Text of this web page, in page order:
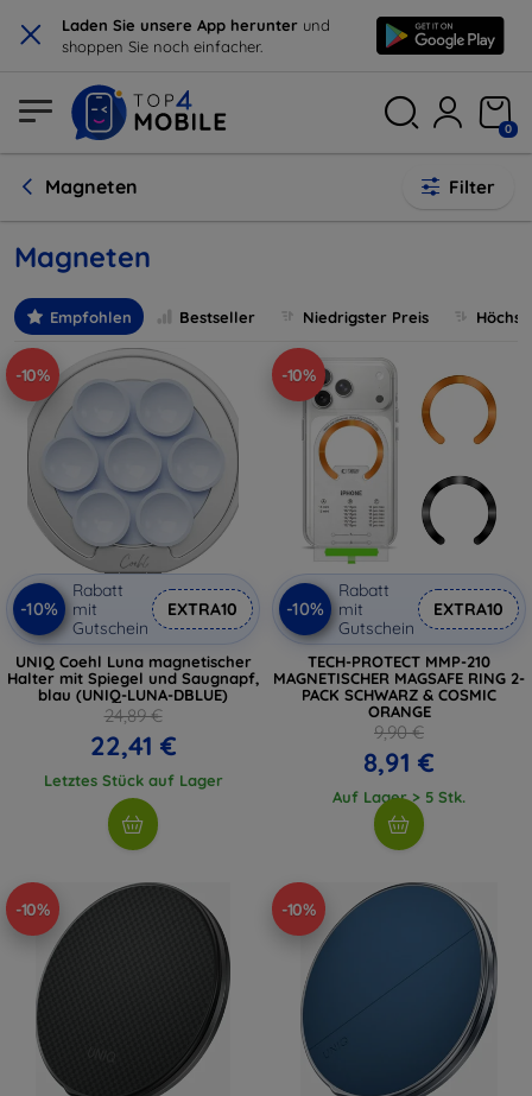
× Laden Sie unsere App herunter und
shoppen Sie noch einfacher.
0
Magneten Filter
Magneten
Empfohlen Bestseller Niedrigster Preis
-10%
-10%
Rabatt
mit
Gutschein
EXTRA10
UNIQ Coehl Luna magnetischer
Halter mit Spiegel und Saugnapf,
blau (UNIQ-LUNA-DBLUE)
24,89 €
22,41 €
Letztes Stück auf Lager
-10%
-10%
Rabatt
mit
Gutschein
EXTRA10
TECH-PROTECT MMP-210
MAGNETISCHER MAGSAFE RING 2-
PACK SCHWARZ & COSMIC
ORANGE
9,90 €
8,91 €
Auf Lager > 5 Stk.
-10% -10%